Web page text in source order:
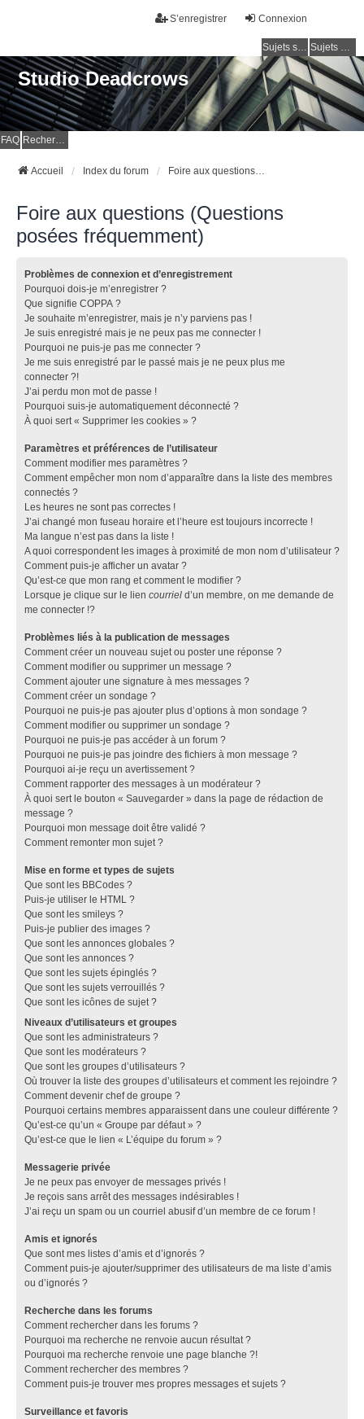
Connexion
S’enregistrer
Sujets sans réponse Sujets actifs
Studio Deadcrows
FAQ Rechercher
Accueil Index du forum Foire aux questions (Questions posées fréquemment)
Foire aux questions (Questions
posées fréquemment)
Problèmes de connexion et d’enregistrement
Pourquoi dois-je m’enregistrer ?
Que signifie COPPA ?
Je souhaite m’enregistrer, mais je n’y parviens pas !
Je suis enregistré mais je ne peux pas me connecter !
Pourquoi ne puis-je pas me connecter ?
Je me suis enregistré par le passé mais je ne peux plus me
connecter ?!
J’ai perdu mon mot de passe !
Pourquoi suis-je automatiquement déconnecté ?
À quoi sert « Supprimer les cookies » ?
Paramètres et préférences de l’utilisateur
Comment modifier mes paramètres ?
Comment empêcher mon nom d’apparaître dans la liste des membres
connectés ?
Les heures ne sont pas correctes !
J’ai changé mon fuseau horaire et l’heure est toujours incorrecte !
Ma langue n’est pas dans la liste !
A quoi correspondent les images à proximité de mon nom d’utilisateur ?
Comment puis-je afficher un avatar ?
Qu’est-ce que mon rang et comment le modifier ?
Lorsque je clique sur le lien courriel d’un membre, on me demande de
me connecter !?
Problèmes liés à la publication de messages
Comment créer un nouveau sujet ou poster une réponse ?
Comment modifier ou supprimer un message ?
Comment ajouter une signature à mes messages ?
Comment créer un sondage ?
Pourquoi ne puis-je pas ajouter plus d’options à mon sondage ?
Comment modifier ou supprimer un sondage ?
Pourquoi ne puis-je pas accéder à un forum ?
Pourquoi ne puis-je pas joindre des fichiers à mon message ?
Pourquoi ai-je reçu un avertissement ?
Comment rapporter des messages à un modérateur ?
À quoi sert le bouton « Sauvegarder » dans la page de rédaction de
message ?
Pourquoi mon message doit être validé ?
Comment remonter mon sujet ?
Mise en forme et types de sujets
Que sont les BBCodes ?
Puis-je utiliser le HTML ?
Que sont les smileys ?
Puis-je publier des images ?
Que sont les annonces globales ?
Que sont les annonces ?
Que sont les sujets épinglés ?
Que sont les sujets verrouillés ?
Que sont les icônes de sujet ?
Niveaux d’utilisateurs et groupes
Que sont les administrateurs ?
Que sont les modérateurs ?
Que sont les groupes d’utilisateurs ?
Où trouver la liste des groupes d’utilisateurs et comment les rejoindre ?
Comment devenir chef de groupe ?
Pourquoi certains membres apparaissent dans une couleur différente ?
Qu’est-ce qu’un « Groupe par défaut » ?
Qu’est-ce que le lien « L’équipe du forum » ?
Messagerie privée
Je ne peux pas envoyer de messages privés !
Je reçois sans arrêt des messages indésirables !
J’ai reçu un spam ou un courriel abusif d’un membre de ce forum !
Amis et ignorés
Que sont mes listes d’amis et d’ignorés ?
Comment puis-je ajouter/supprimer des utilisateurs de ma liste d’amis
ou d’ignorés ?
Recherche dans les forums
Comment rechercher dans les forums ?
Pourquoi ma recherche ne renvoie aucun résultat ?
Pourquoi ma recherche renvoie une page blanche ?!
Comment rechercher des membres ?
Comment puis-je trouver mes propres messages et sujets ?
Surveillance et favoris